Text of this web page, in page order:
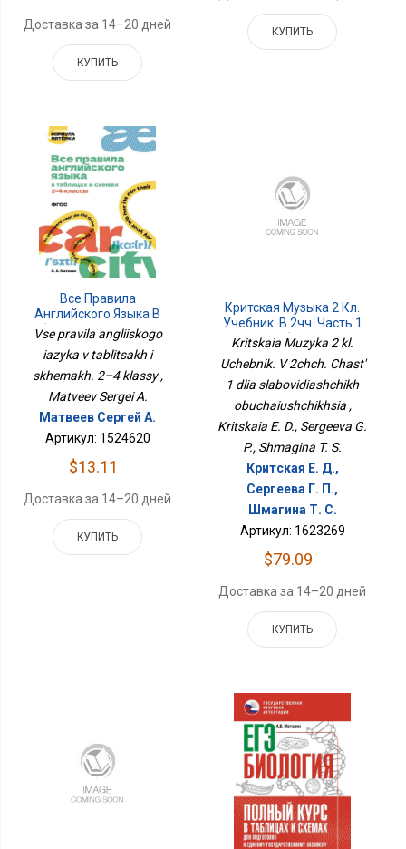
Доставка за 14–20 дней
КУПИТЬ
КУПИТЬ
Все Правила
Английского Языка В
Таблицах И Схемах. 2–4
Классы
Vse pravila angliiskogo
iazyka v tablitsakh i
skhemakh. 2–4 klassy ,
Matveev Sergei A.
Матвеев Сергей А.
Артикул: 1524620
$13.11
Доставка за 14–20 дней
КУПИТЬ
Критская Музыка 2 Кл.
Учебник. В 2чч. Часть 1
Для Слабовидящих
Обучающихся
Kritskaia Muzyka 2 kl.
Uchebnik. V 2chch. Chast'
1 dlia slabovidiashchikh
obuchaiushchikhsia ,
Kritskaia E. D., Sergeeva G.
P., Shmagina T. S.
Критская Е. Д.,
Сергеева Г. П.,
Шмагина Т. С.
Артикул: 1623269
$79.09
Доставка за 14–20 дней
КУПИТЬ